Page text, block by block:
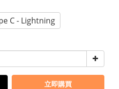
C - Lightning
立即購買